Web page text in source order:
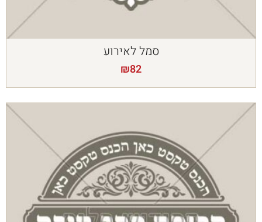
סמל לאירוע
₪82